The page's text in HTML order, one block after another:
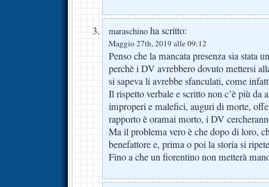
maraschino ha scritto:
Maggio 27th, 2019 alle 09:12
Penso che la mancata presenza sia stata
perchè i DV avrebbero dovuto mettersi
si sapeva li avrebbe sfanculati, come
Il rispetto verbale e scritto non c’è più da
improperi e malefici, auguri di morte,
rapporto è oramai morto, i DV
Ma il problema vero è che dopo di loro,
benefattore e, prima o poi la storia si
Fino a che un fiorentino non metterà